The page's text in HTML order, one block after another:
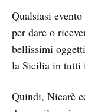
Qualsiasi
per dare o
bellissimi
la Sicilia in tutti
Quindi, Nicarè